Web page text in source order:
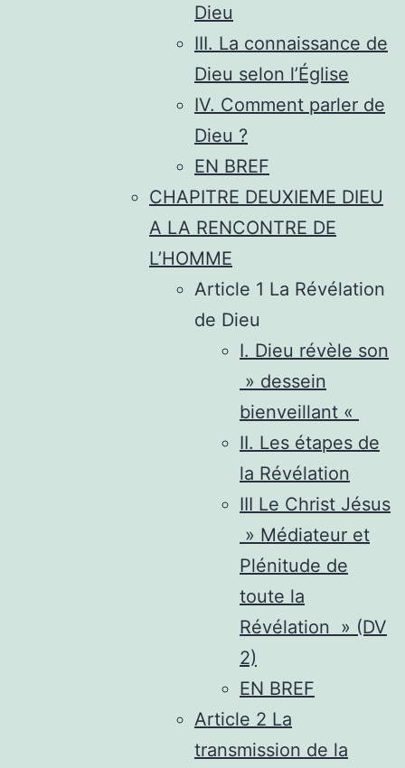
Dieu
III. La connaissance de
Dieu selon l’Église
IV. Comment parler de
Dieu ?
EN BREF
CHAPITRE DEUXIEME DIEU
A LA RENCONTRE DE
L’HOMME
Article 1 La Révélation
de Dieu
I. Dieu révèle son
» dessein
bienveillant «
II. Les étapes de
la Révélation
III Le Christ Jésus
» Médiateur et
Plénitude de
toute la
Révélation » (DV
2)
EN BREF
Article 2 La
transmission de la